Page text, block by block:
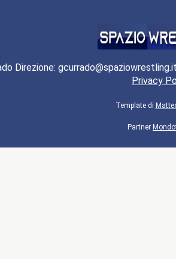
Direzione:
Privacy
Template di
Partner